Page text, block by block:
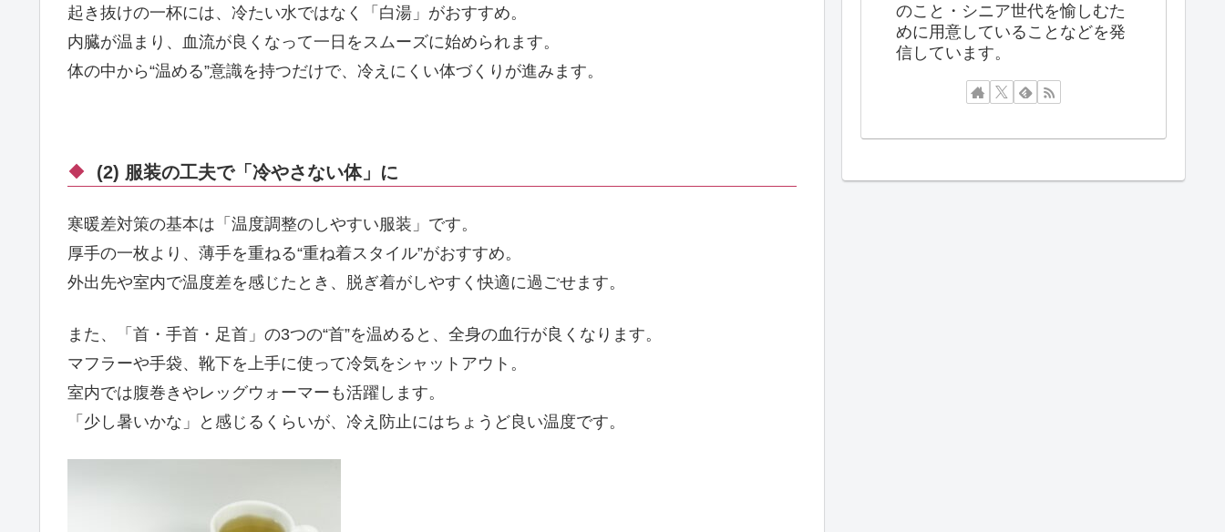
起き抜けの一杯には、冷たい水ではなく「白湯」がおすすめ。
内臓が温まり、血流が良くなって一日をスムーズに始められます。
体の中から“温める”意識を持つだけで、冷えにくい体づくりが進みます。
(2) 服装の工夫で「冷やさない体」に
寒暖差対策の基本は「温度調整のしやすい服装」です。
厚手の一枚より、薄手を重ねる“重ね着スタイル”がおすすめ。
外出先や室内で温度差を感じたとき、脱ぎ着がしやすく快適に過ごせます。
また、「首・手首・足首」の3つの“首”を温めると、全身の血行が良くなります。
マフラーや手袋、靴下を上手に使って冷気をシャットアウト。
室内では腹巻きやレッグウォーマーも活躍します。
「少し暑いかな」と感じるくらいが、冷え防止にはちょうど良い温度です。
のこと・シニア世代を愉しむた
めに用意していることなどを発
信しています。